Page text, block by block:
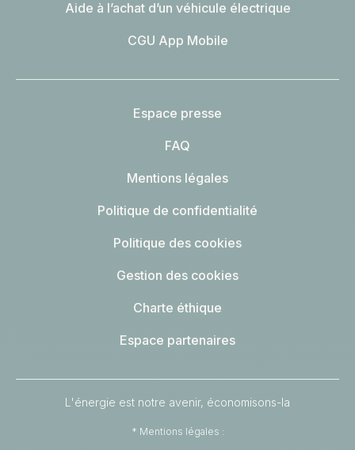
Aide à l’achat d’un véhicule électrique
CGU App Mobile
Espace presse
FAQ
Mentions légales
Politique de confidentialité
Politique des cookies
Gestion des cookies
Charte éthique
Espace partenaires
L'énergie est notre avenir, économisons-la
* Mentions légales :